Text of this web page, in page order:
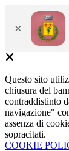
×
Questo sito
chiusura del
contraddistinto
navigazione"
assenza di
sopracitati.
COOKIE